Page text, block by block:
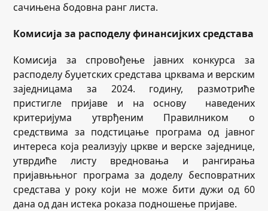
сачињена бодовна ранг листа.
Комисија за расподелу финансијких средстава
Комисија за спровођење јавних конкурса за
расподелу буџетских средстава црквама и верским
заједницама за 2024. годину, размотриће
пристигле пријаве и на основу наведених
критеријума утврђеним Правилником о
средствима за подстицање програма од јавног
интереса која реализују цркве и верске заједнице,
утврдиће листу вредновања и рангирања
пријавњњног програма за доделу бесповратних
средстава у року који не може бити дужи од 60
дана од дан истека роказа подношење пријаве.